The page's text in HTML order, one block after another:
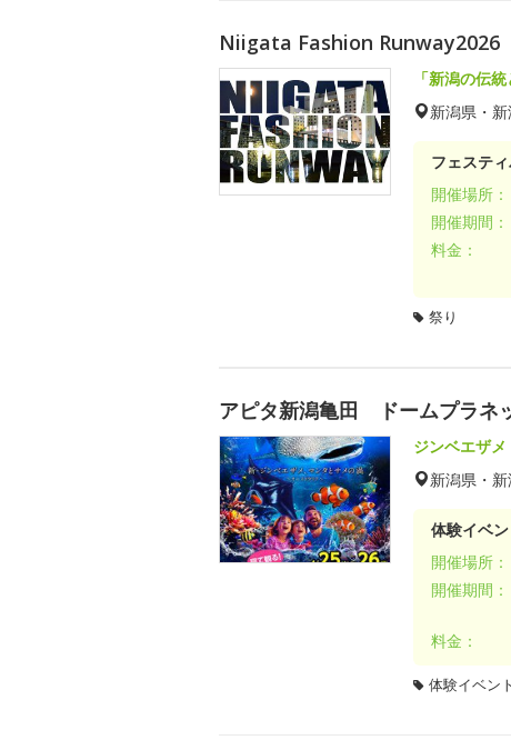
Niigata Fashion Runway2026
「新潟の伝
新潟県・
フェステ
開催場所：
開催期間：
料金：
祭り
アピタ新潟亀田 ドームプラネ
ジンベエザメ
新潟県・
体験イベ
開催場所：
開催期間：
料金：
体験イベン